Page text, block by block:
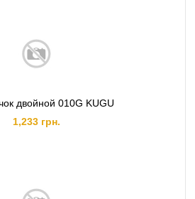
двойной 010G KUGU
1,233 грн.